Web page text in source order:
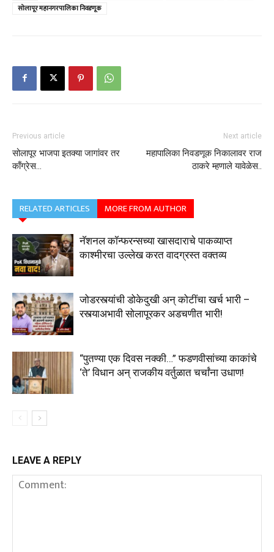
सोलापूर महानगरपालिका निवडणूक
Previous article
सोलापूर भाजपा इतक्या जागांवर तर
काँग्रेस…
Next article
महापालिका निवडणूक निकालावर राज
ठाकरे म्हणाले यावेळेस..
RELATED ARTICLES MORE FROM AUTHOR
नॅशनल कॉन्फरन्सच्या खासदाराचे पाकव्याप्त
काश्मीरचा उल्लेख करत वादग्रस्त वक्तव्य
जोडरस्त्यांची डोकेदुखी अन् कोटींचा खर्च भारी –
रस्त्याअभावी सोलापूरकर अडचणीत भारी!
“पुतण्या एक दिवस नक्की…” फडणवीसांच्या काकांचे
‘ते’ विधान अन् राजकीय वर्तुळात चर्चांना उधाण!
LEAVE A REPLY